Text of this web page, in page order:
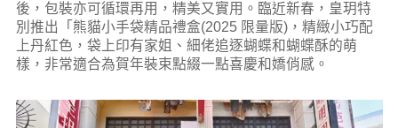
後，包裝亦可循環再用，精美又實用。臨近新春，皇玥特
別推出「熊貓小手袋精品禮盒(2025 限量版)，精緻小巧配
上丹紅色，袋上印有家姐、細佬追逐蝴蝶和蝴蝶酥的萌
樣，非常適合為賀年裝束點綴一點喜慶和嬌俏感。